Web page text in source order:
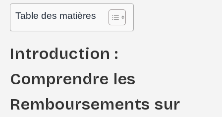
Table des matières
Introduction :
Comprendre les
Remboursements sur